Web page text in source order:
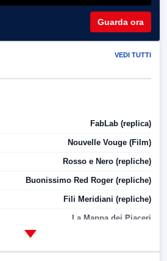
Guarda ora
VEDI TUTTI
FabLab (replica)
Nouvelle Vouge (Film)
Rosso e Nero (repliche)
Buonissimo Red Roger (repliche)
Fili Meridiani (repliche)
La Mappa dei Piaceri